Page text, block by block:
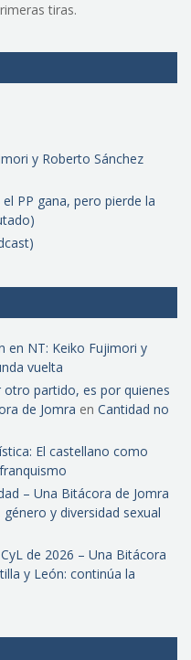
tiras.
y Roberto Sánchez
PP gana, pero pierde la
en NT: Keiko Fujimori y
vuelta
partido, es por quienes
de Jomra en Cantidad no
El castellano como
– Una Bitácora de Jomra
y diversidad sexual
de 2026 – Una Bitácora
y León: continúa la